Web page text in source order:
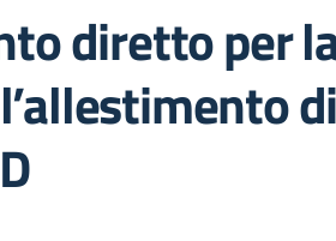
diretto per
di